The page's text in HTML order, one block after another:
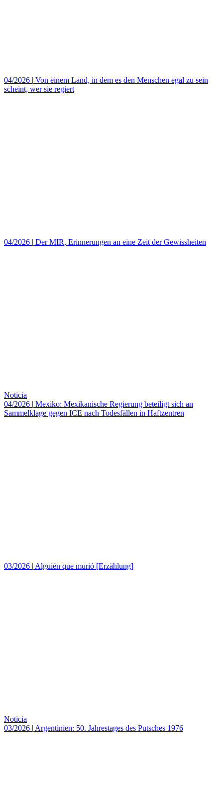
04/2026 | Von einem Land, in dem es den Menschen egal zu sein
scheint, wer sie regiert
04/2026 | Der MIR, Erinnerungen an eine Zeit der Gewissheiten
Noticia
04/2026 | Mexiko: Mexikanische Regierung beteiligt sich an
Sammelklage gegen ICE nach Todesfällen in Haftzentren
03/2026 | Alguién que murió [Erzählung]
Noticia
03/2026 | Argentinien: 50. Jahrestages des Putsches 1976